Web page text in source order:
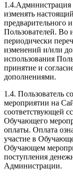
1.4.Администрация
изменять
предварительного
Пользователей. Во
периодически
изменений и/или
использования
принятие и
дополнениями.
1.4. Пользователь
мероприятии на
соответствующей
Обучающего
оплаты. Оплата
участие в
Обучающем
поступления
Администрации.